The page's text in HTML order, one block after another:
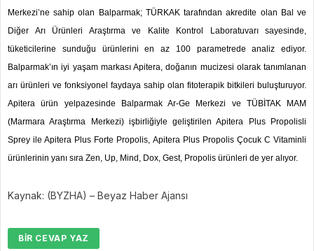
Merkezi’ne sahip olan Balparmak; TÜRKAK tarafından akredite olan Bal ve
Diğer Arı Ürünleri Araştırma ve Kalite Kontrol Laboratuvarı sayesinde,
tüketicilerine sunduğu ürünlerini en az 100 parametrede analiz ediyor.
Balparmak’ın iyi yaşam markası Apitera, doğanın mucizesi olarak tanımlanan
arı ürünleri ve fonksiyonel faydaya sahip olan fitoterapik bitkileri buluşturuyor.
Apitera ürün yelpazesinde Balparmak Ar-Ge Merkezi ve TÜBİTAK MAM
(Marmara Araştırma Merkezi) işbirliğiyle geliştirilen Apitera Plus Propolisli
Sprey ile Apitera Plus Forte Propolis, Apitera Plus Propolis Çocuk C Vitaminli
ürünlerinin yanı sıra Zen, Up, Mind, Dox, Gest, Propolis ürünleri de yer alıyor.
Kaynak: (BYZHA) – Beyaz Haber Ajansı
BIR CEVAP YAZ